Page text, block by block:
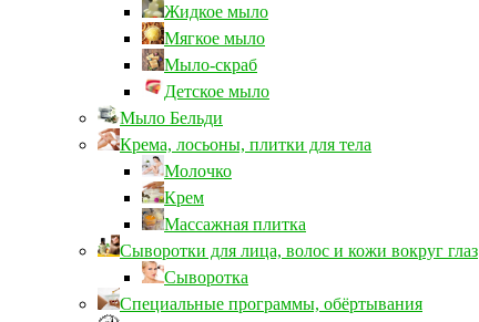
Жидкое мыло
Мягкое мыло
Мыло-скраб
Детское мыло
Мыло Бельди
Крема, лосьоны, плитки для тела
Молочко
Крем
Массажная плитка
Сыворотки для лица, волос и кожи вокруг глаз
Сыворотка
Специальные программы, обёртывания